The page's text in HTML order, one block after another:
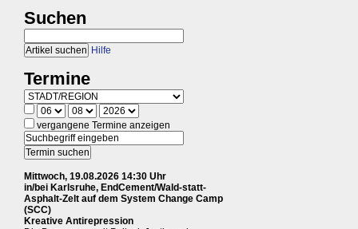
Suchen
Hilfe
Termine
vergangene Termine anzeigen
Mittwoch, 19.08.2026 14:30 Uhr
in/bei Karlsruhe, EndCement/Wald-statt-
Asphalt-Zelt auf dem System Change Camp
(SCC)
Kreative Antirepression